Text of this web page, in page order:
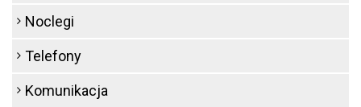
Noclegi
Telefony
Komunikacja